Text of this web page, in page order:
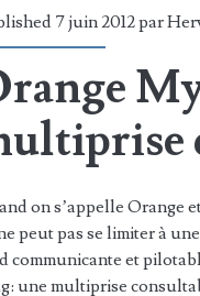
7 juin 2012 par
on s’appelle Orange
peut pas se limiter à
communicante et
une multiprise